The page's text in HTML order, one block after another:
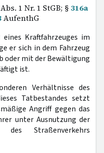
Abs. 1 Nr. 1 StGB; § 316a
AufenthG
Kraftfahrzeuges im
er sich in dem Fahrzeug
oder mit der Bewältigung
ist.
Verhältnisse des
Tatbestandes setzt
Angriff gegen das
unter Ausnutzung der
des Straßenverkehrs